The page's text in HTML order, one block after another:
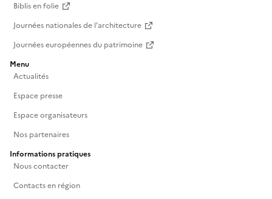
Biblis en folie
Journées nationales de l'architecture
Journées européennes du patrimoine
Menu
Actualités
Espace presse
Espace organisateurs
Nos partenaires
Informations pratiques
Nous contacter
Contacts en région